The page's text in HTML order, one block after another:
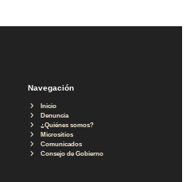
Navegación
Inicio
Denuncia
¿Quiénes somos?
Micrositios
Comunicados
Consejo de Gobierno